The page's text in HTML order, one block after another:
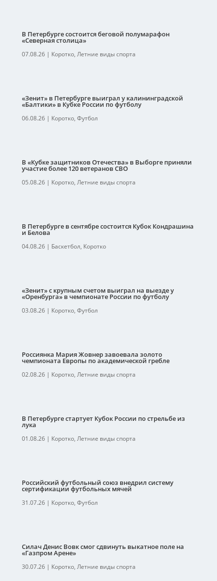
В Петербурге состоится беговой полумарафон
«Северная столица»
07.08.26| Коротко, Летние виды спорта
«Зенит» в Петербурге выиграл у калининградской
«Балтики» в Кубке России по футболу
06.08.26| Коротко, Футбол
В «Кубке защитников Отечества» в Выборге приняли
участие более 120 ветеранов СВО
05.08.26| Коротко, Летние виды спорта
В Петербурге в сентябре состоится Кубок Кондрашина
и Белова
04.08.26| Баскетбол, Коротко
«Зенит» с крупным счетом выиграл на выезде у
«Оренбурга» в чемпионате России по футболу
03.08.26| Коротко, Футбол
Россиянка Мария Жовнер завоевала золото
чемпионата Европы по академической гребле
02.08.26| Коротко, Летние виды спорта
В Петербурге стартует Кубок России по стрельбе из
лука
01.08.26| Коротко, Летние виды спорта
Российский футбольный союз внедрил систему
сертификации футбольных мячей
31.07.26| Коротко, Футбол
Силач Денис Вовк смог сдвинуть выкатное поле на
«Газпром Арене»
30.07.26| Коротко, Летние виды спорта